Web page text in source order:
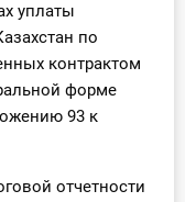
уплаты
по
контрактом
форме
93 к
отчетности